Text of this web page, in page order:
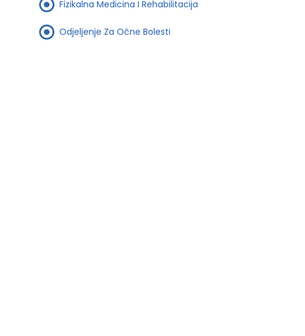
Fizikalna Medicina I Rehabilitacija
Odjeljenje Za Očne Bolesti